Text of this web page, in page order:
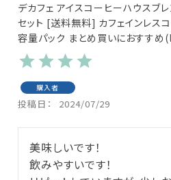
デカフェ アイスコーヒーハウス
セット [送料無料] カフェインレス
容量パック まとめ買いにおすすめ
購入者
投稿日 2024/07/29
美味しいです！
飲みやすいです！